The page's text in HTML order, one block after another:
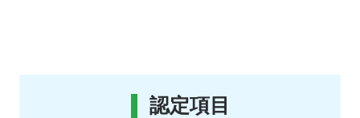
認定項目